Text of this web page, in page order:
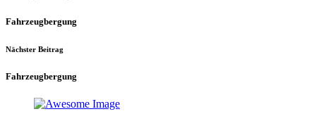
Fahrzeugbergung
Nächster Beitrag
Fahrzeugbergung